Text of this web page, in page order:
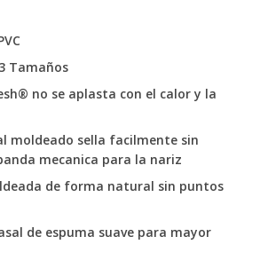
Tamaños
no se aplasta con el calor y la
moldeado sella facilmente sin
mecanica para la nariz
de forma natural sin puntos
de espuma suave para mayor